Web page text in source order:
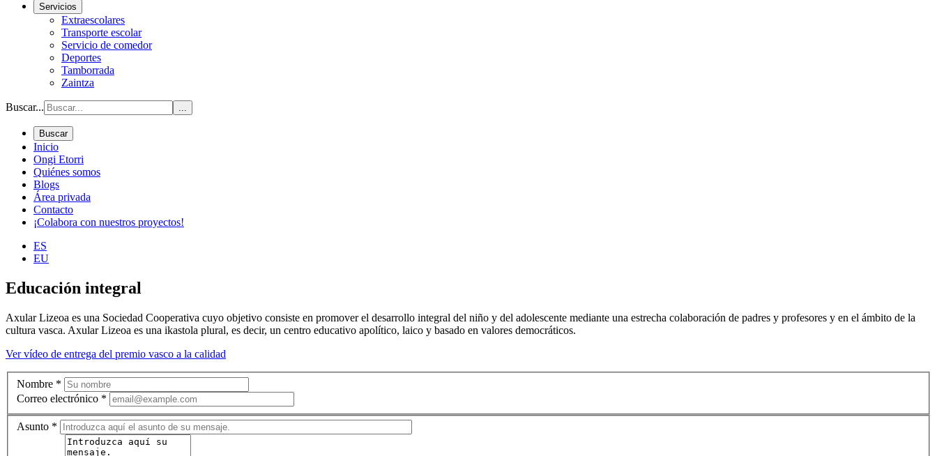
Servicios
Extraescolares
Transporte escolar
Servicio de comedor
Deportes
Tamborrada
Zaintza
Buscar... ...
Buscar
Inicio
Ongi Etorri
Quiénes somos
Blogs
Área privada
Contacto
¡Colabora con nuestros proyectos!
ES
EU
Educación integral
Axular Lizeoa es una Sociedad Cooperativa cuyo objetivo consiste en promover el desarrollo integral del niño y del adolescente mediante una estrecha colaboración de padres y profesores y en el ámbito de la
cultura vasca. Axular Lizeoa es una ikastola plural, es decir, un centro educativo apolítico, laico y basado en valores democráticos.
Ver vídeo de entrega del premio vasco a la calidad
Nombre *
Correo electrónico *
Asunto *